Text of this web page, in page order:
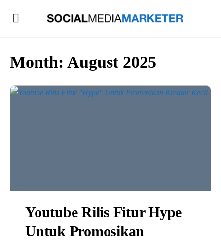
Month: August 2025
Youtube Rilis Fitur Hype
Untuk Promosikan